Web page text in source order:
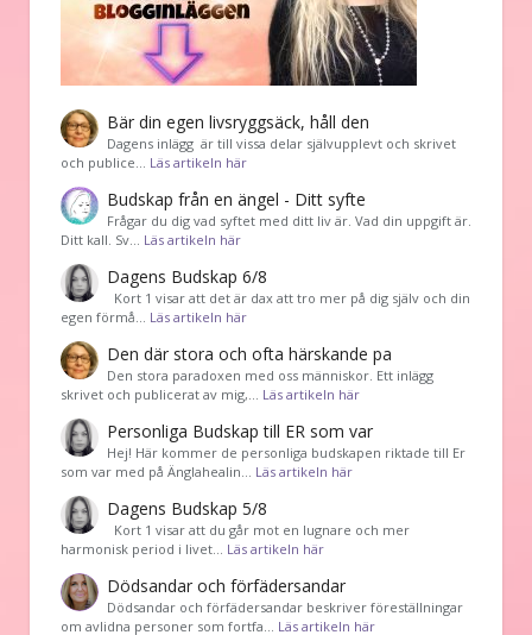
Bär din egen livsryggsäck, håll den
Dagens inlägg är till vissa delar självupplevt och skrivet
och publice… Läs artikeln här
Budskap från en ängel - Ditt syfte
Frågar du dig vad syftet med ditt liv är. Vad din uppgift är.
Ditt kall. Sv… Läs artikeln här
Dagens Budskap 6/8
Kort 1 visar att det är dax att tro mer på dig själv och din
egen förmå… Läs artikeln här
Den där stora och ofta härskande pa
Den stora paradoxen med oss människor. Ett inlägg
skrivet och publicerat av mig,… Läs artikeln här
Personliga Budskap till ER som var
Hej! Här kommer de personliga budskapen riktade till Er
som var med på Änglahealin… Läs artikeln här
Dagens Budskap 5/8
Kort 1 visar att du går mot en lugnare och mer
harmonisk period i livet… Läs artikeln här
Dödsandar och förfädersandar
Dödsandar och förfädersandar beskriver föreställningar
om avlidna personer som fortfa… Läs artikeln här